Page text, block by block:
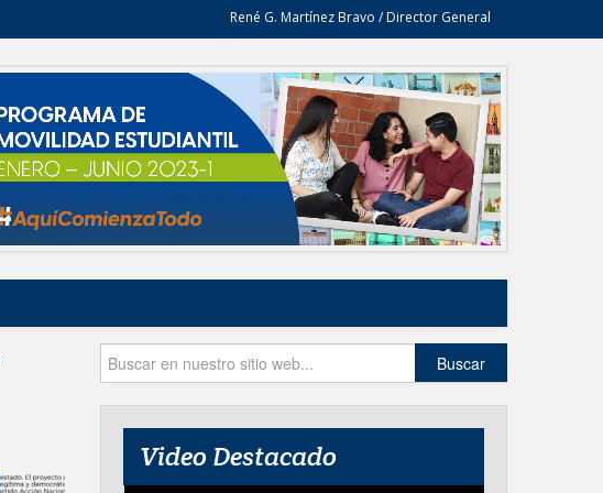
René G. Martínez Bravo / Director General
Buscar
Video Destacado